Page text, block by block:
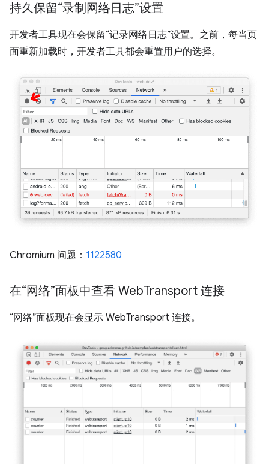
持久保留“录制网络日志”设置
开发者工具现在会保留“记录网络日志”设置。之前，每当页
面重新加载时，开发者工具都会重置用户的选择。
Chromium 问题： 1122580
在“网络”面板中查看 WebTransport 连接
“网络”面板现在会显示 WebTransport 连接。